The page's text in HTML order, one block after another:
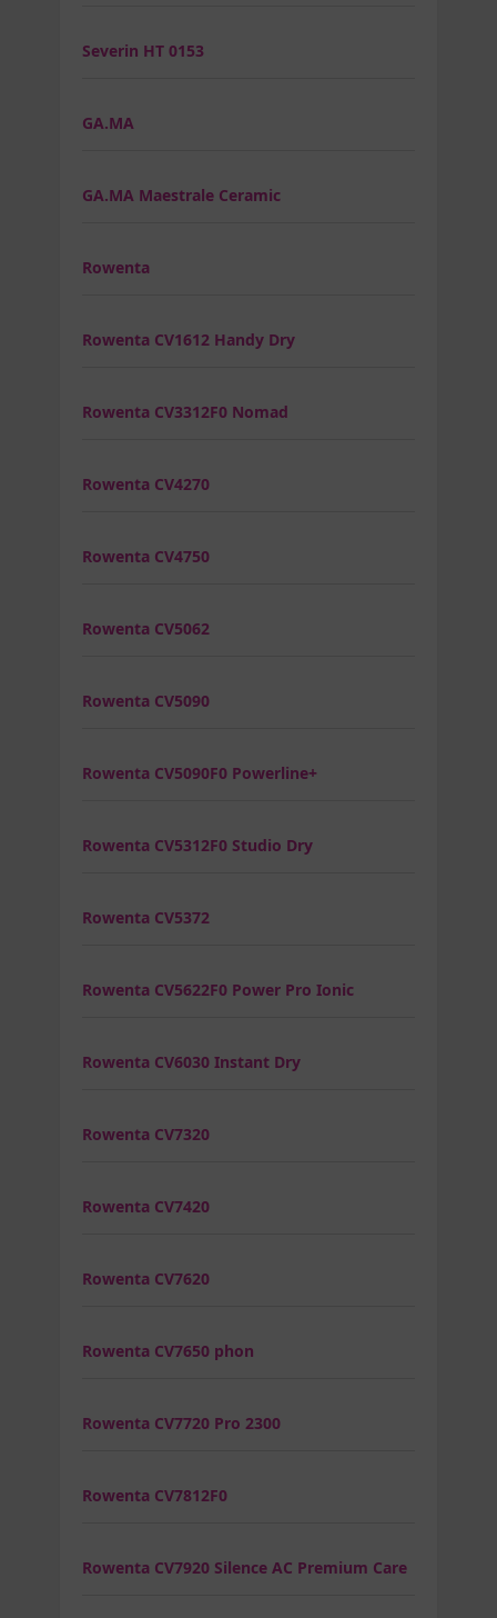
Severin HT 0153
GA.MA
GA.MA Maestrale Ceramic
Rowenta
Rowenta CV1612 Handy Dry
Rowenta CV3312F0 Nomad
Rowenta CV4270
Rowenta CV4750
Rowenta CV5062
Rowenta CV5090
Rowenta CV5090F0 Powerline+
Rowenta CV5312F0 Studio Dry
Rowenta CV5372
Rowenta CV5622F0 Power Pro Ionic
Rowenta CV6030 Instant Dry
Rowenta CV7320
Rowenta CV7420
Rowenta CV7620
Rowenta CV7650 phon
Rowenta CV7720 Pro 2300
Rowenta CV7812F0
Rowenta CV7920 Silence AC Premium Care